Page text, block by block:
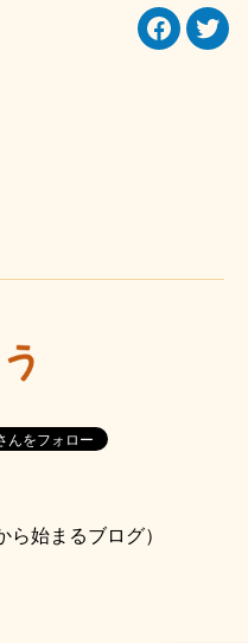
Facebook
ら始まるブログ）